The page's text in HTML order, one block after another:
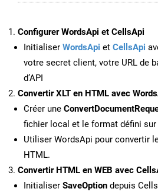
Configurer WordsApi et CellsApi
Initialiser WordsApi et CellsApi
votre secret client, votre URL de
d’API
Convertir XLT en HTML avec
Créer une
fichier local et le format défini sur
Utiliser WordsApi pour convertir
HTML.
Convertir HTML en WEB avec
Initialiser SaveOption depuis